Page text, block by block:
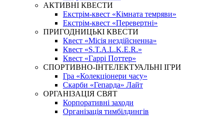
АКТИВНІ КВЕСТИ
Екстрім-квест «Кімната темряви»
Екстрім-квест «Перевертні»
ПРИГОДНИЦЬКІ КВЕСТИ
Квест «Місія нездійсненна»
Квест «S.T.A.L.K.E.R.»
Квест «Гаррі Поттер»
СПОРТИВНО-ІНТЕЛЕКТУАЛЬНІ ІГРИ
Гра «Колекціонери часу»
Скарби «Гепарда» Лайт
ОРГАНІЗАЦІЯ СВЯТ
Корпоративні заходи
Організація тимбілдингів